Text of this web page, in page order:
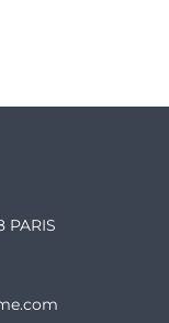
PARIS